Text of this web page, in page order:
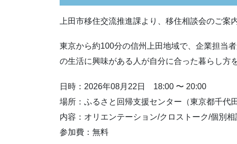
上田市移住交流推進課より、移住相談会のご案
東京から約100分の信州上田地域で、企業担当
の生活に興味がある人が自分に合った暮らし方
日時：2026年08月22日 18:00 〜 20:00
場所：ふるさと回帰支援センター（東京都千代
内容：オリエンテーション/クロストーク/個別相
参加費：無料